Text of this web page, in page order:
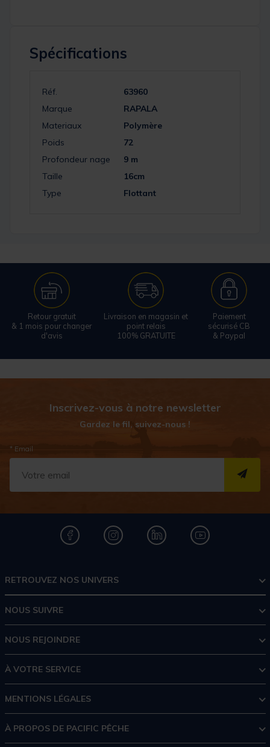
Spécifications
Réf.
63960
Marque
RAPALA
Materiaux
Polymère
Poids
72
Profondeur nage
9 m
Taille
16cm
Type
Flottant
Retour gratuit
& 1 mois pour changer
d'avis
Livraison en magasin et
point relais
100% GRATUITE
Paiement
sécurisé CB
& Paypal
Inscrivez-vous à notre newsletter
Gardez le fil, suivez-nous !
* Email
RETROUVEZ NOS UNIVERS
NOUS SUIVRE
NOUS REJOINDRE
À VOTRE SERVICE
MENTIONS LÉGALES
À PROPOS DE PACIFIC PÊCHE